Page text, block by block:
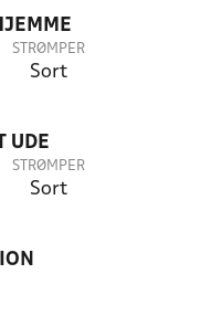
STRØMPER
Sort
UDE
STRØMPER
Sort